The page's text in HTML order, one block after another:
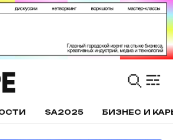
SA2025 БИЗНЕС И